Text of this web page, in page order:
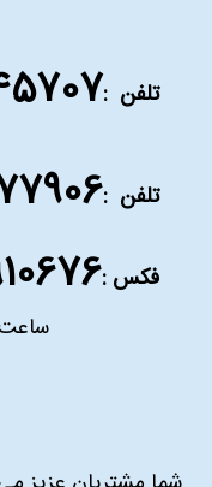
تلفن :
تلفن :
فکس :
ساعت